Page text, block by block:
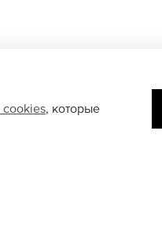
cookies, которые